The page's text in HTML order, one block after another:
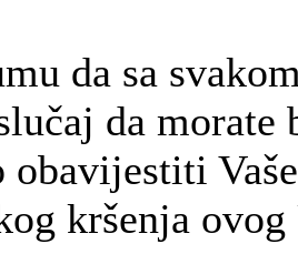
da sa
da
obavijestiti
kršenja